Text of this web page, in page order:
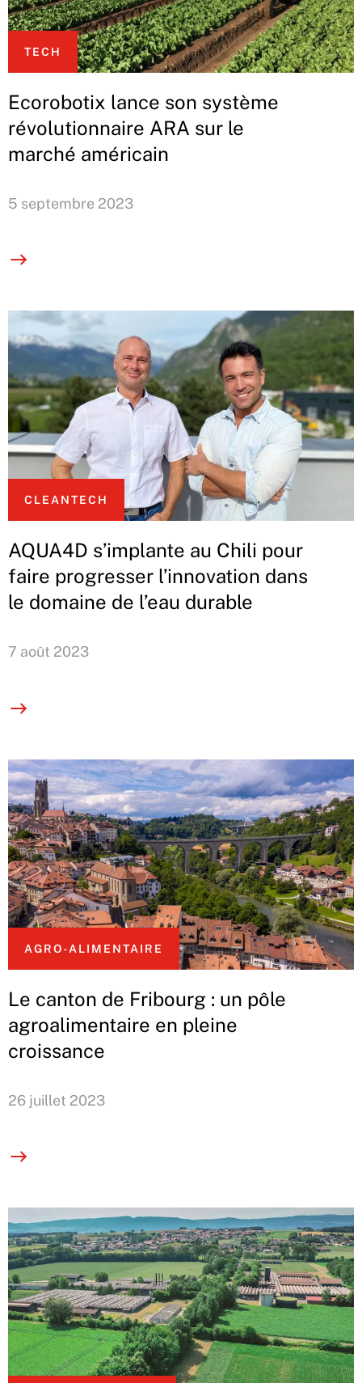
TECH
Ecorobotix lance son système
révolutionnaire ARA sur le
marché américain
5 septembre 2023
CLEANTECH
AQUA4D s’implante au Chili pour
faire progresser l’innovation dans
le domaine de l’eau durable
7 août 2023
AGRO-ALIMENTAIRE
Le canton de Fribourg : un pôle
agroalimentaire en pleine
croissance
26 juillet 2023